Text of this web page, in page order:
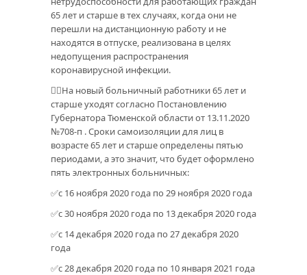
65 лет и старше в тех случаях, когда они не
перешли на дистанционную работу и не
находятся в отпуске, реализована в целях
недопущения распространения
коронавирусной инфекции.
👉🏻На новый больничный работники 65 лет и
старше уходят согласно Постановлению
Губернатора Тюменской области от 13.11.2020
№708-п . Сроки самоизоляции для лиц в
возрасте 65 лет и старше определены пятью
периодами, а это значит, что будет оформлено
пять электронных больничных:
✅с 16 ноября 2020 года по 29 ноября 2020 года
✅с 30 ноября 2020 года по 13 декабря 2020 года
✅с 14 декабря 2020 года по 27 декабря 2020
года
✅с 28 декабря 2020 года по 10 января 2021 года